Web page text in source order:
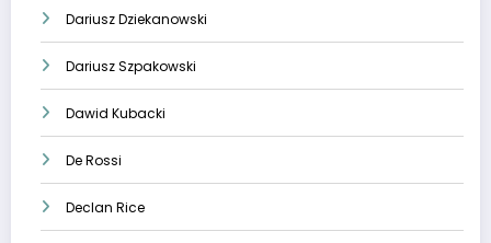
Dariusz Dziekanowski
Dariusz Szpakowski
Dawid Kubacki
De Rossi
Declan Rice